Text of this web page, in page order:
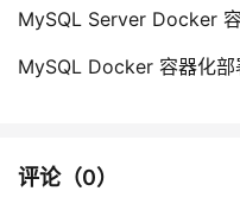
MySQL Server Docker
MySQL Docker 容器化部
评论（0）